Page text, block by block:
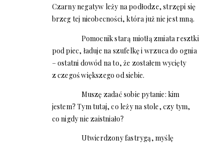
Czarny negatyw leży na podłodze, strzępi się
brzeg tej nieobecności, która już nie jest mną.
Pomocnik starą miotłą zmiata resztki
pod piec, ładuje na szufelkę i wrzuca do ognia
– ostatni dowód na to, że zostałem wycięty
z czegoś większego od siebie.
Muszę zadać sobie pytanie: kim
jestem? Tym tutaj, co leży na stole, czy tym,
co nigdy nie zaistniało?
Utwierdzony fastrygą, myślę